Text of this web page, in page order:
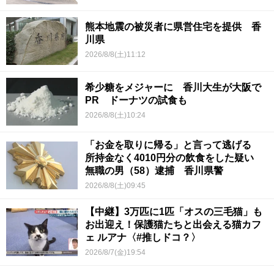
熊本地震の被災者に県営住宅を提供 香
川県
2026/8/8(土)11:12
希少糖をメジャーに 香川大生が大阪で
PR ドーナツの試食も
2026/8/8(土)10:24
「お金を取りに帰る」と言って逃げる
所持金なく4010円分の飲食をした疑い
無職の男（58）逮捕 香川県警
2026/8/8(土)09:45
【中継】3万匹に1匹「オスの三毛猫」も
お出迎え！保護猫たちと出会える猫カフ
ェ ルアナ〈#推しドコ？〉
2026/8/7(金)19:54